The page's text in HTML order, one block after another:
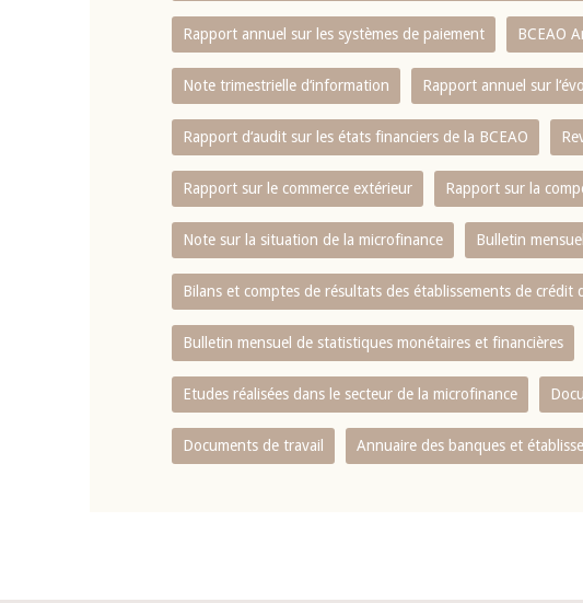
Rapport annuel sur les systèmes de paiement BCEAO
Note trimestrielle d‘information Rapport annuel sur
Rapport d‘audit sur les états financiers de la BCEAO
Rapport sur le commerce extérieur Rapport sur la
Note sur la situation de la microfinance Bulletin
Bilans et comptes de résultats des établissements de crédit
Bulletin mensuel de statistiques monétaires et financières
Etudes réalisées dans le secteur de la microfinance
Documents de travail Annuaire des banques et